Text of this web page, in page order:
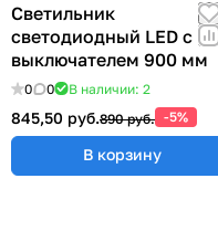
Светильник
светодиодный LED с
выключателем 900 мм
0 0 В наличии: 2
845,50 руб.890 руб. -5%
В корзину